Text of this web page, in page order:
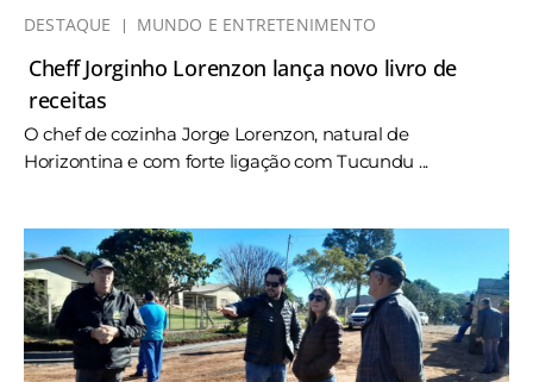
DESTAQUE MUNDO E ENTRETENIMENTO
Cheff Jorginho Lorenzon lança novo livro de
receitas
O chef de cozinha Jorge Lorenzon, natural de
Horizontina e com forte ligação com Tucundu ...